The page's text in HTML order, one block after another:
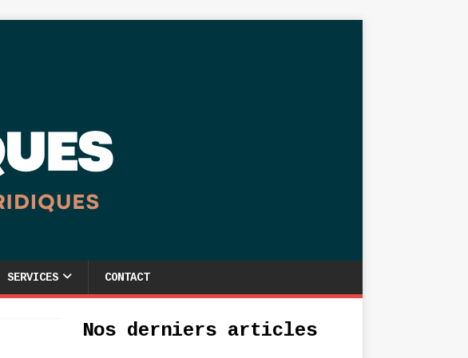
SERVICES CONTACT
Nos derniers articles